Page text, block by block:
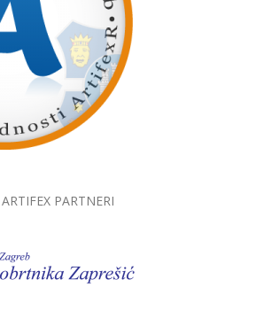
ARTIFEX PARTNERI